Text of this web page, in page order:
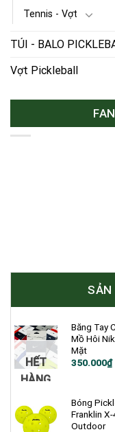
Tennis - Vợt
TÚI - BALO
Vợt Pickleball
HẾT
HÀNG
Băng Tay
Mồ Hôi
Mặt
350.000₫
Bóng
Franklin
Outdoor